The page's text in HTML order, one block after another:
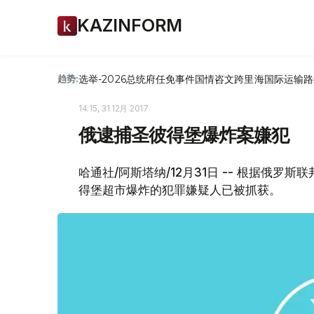
KAZINFORM
趋势:选举-2026总统府任免事件国情咨文跨里海国际运输
14:15, 31 12月 2017
俄逮捕圣彼得堡爆炸案嫌犯
哈通社/阿斯塔纳/12月31日 -- 根据俄罗斯
得堡超市爆炸的犯罪嫌疑人已被抓获。